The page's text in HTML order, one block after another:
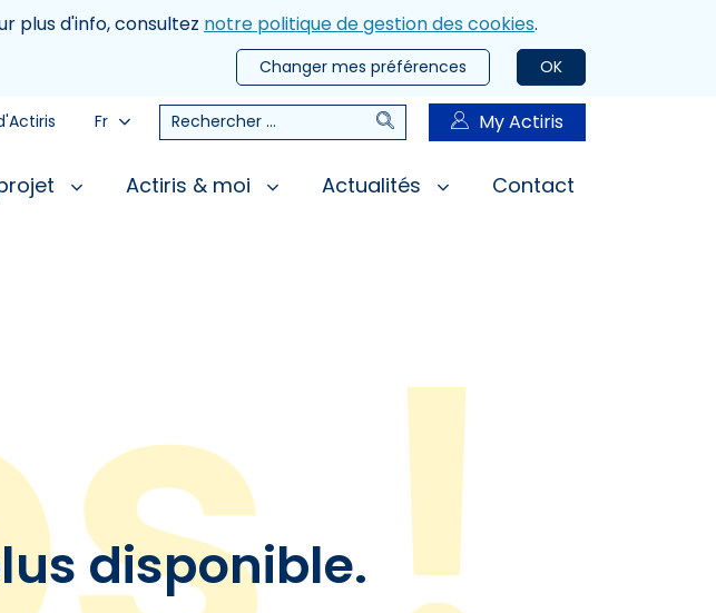
plus d'info, consultez notre politique de gestion des cookies.
OK
Changer mes préférences
Fr Rechercher RechercherMy Actiris
Actiris & moi Actualités Contact
disponible.